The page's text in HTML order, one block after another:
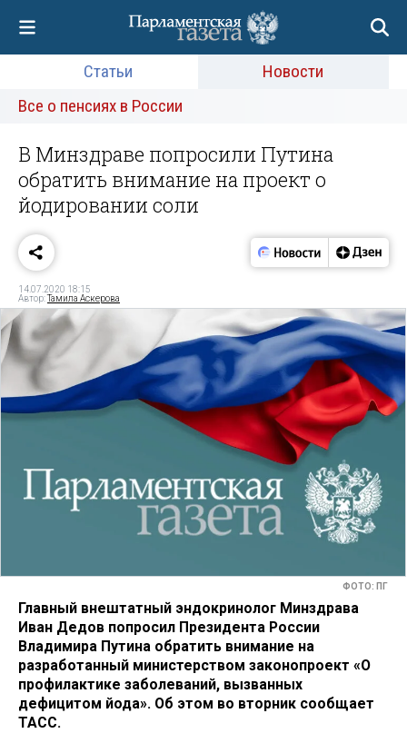
Статьи
Новости
Все о пенсиях в России
В Минздраве попросили Путина
обратить внимание на проект о
йодировании соли
14.07.2020 18:15
Автор:Тамила Аскерова
ФОТО: ПГ
Главный внештатный эндокринолог Минздрава
Иван Дедов попросил Президента России
Владимира Путина обратить внимание на
разработанный министерством законопроект «О
профилактике заболеваний, вызванных
дефицитом йода». Об этом во вторник сообщает
ТАСС.